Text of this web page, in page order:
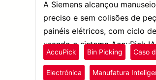
A Siemens alcançou
preciso e sem colisões de
painéis elétricos, com ciclo
usando o sistema AccuPick
AccuPick Bin Picking Caso
Electrónica Manufatura